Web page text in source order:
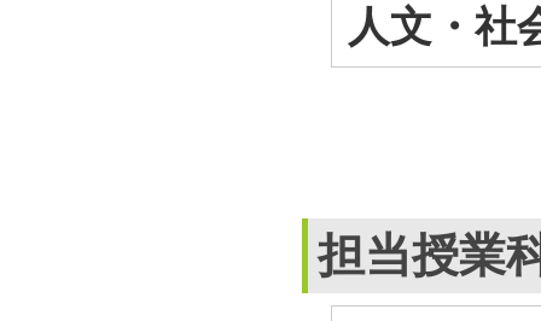
人文・社
担当授業